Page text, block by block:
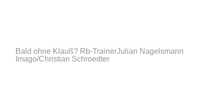
Bald ohne Klauß? Rb-TrainerJulian Nagelsmann
Imago/Christian Schroedter